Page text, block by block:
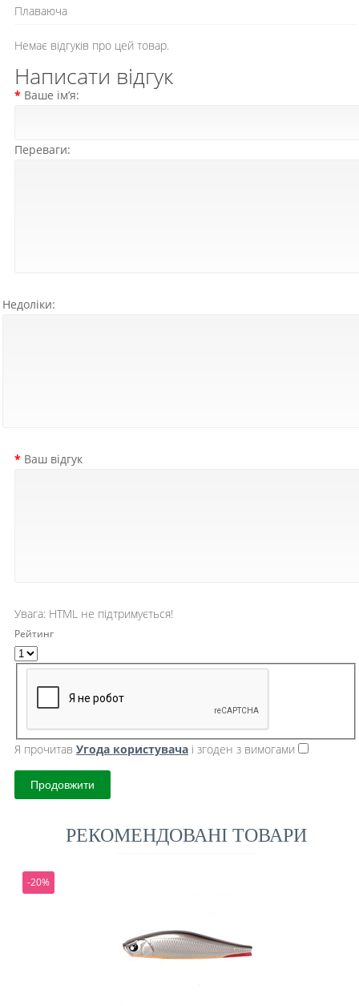
Плаваюча
Немає відгуків про цей товар.
Написати відгук
Ваше ім’я:
Переваги:
Недоліки:
Ваш відгук
Увага: HTML не підтримується!
Рейтинг
Я прочитав Угода користувача і згоден з вимогами
Продовжити
РЕКОМЕНДОВАНІ ТОВАРИ
-20%